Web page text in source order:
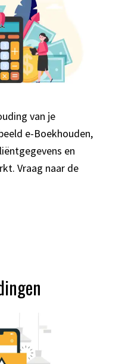
van je
e-Boekhouden,
en
Vraag naar de